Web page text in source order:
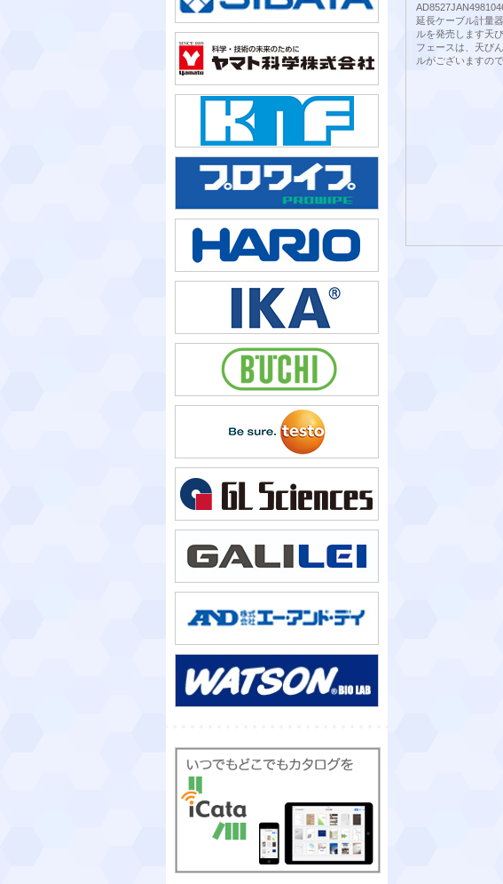
延長ケーブル計量
ルを発売します天
フェースは、天び
ルがございますの